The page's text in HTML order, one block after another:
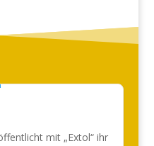
mit „Extol“ ihr